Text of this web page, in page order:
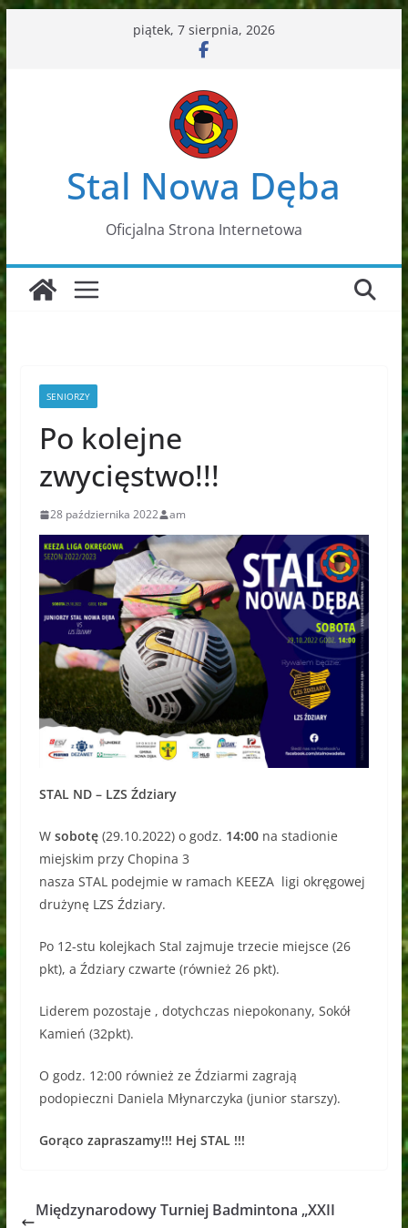
do
piątek, 7 sierpnia, 2026
Stal Nowa Dęba
Oficjalna Strona Internetowa
SENIORZY
Po kolejne
zwycięstwo!!!
28 października 2022 am
STAL ND – LZS Ździary
W sobotę(29.10.2022) o godz. 14:00na stadionie
miejskim przy Chopina 3
nasza STAL podejmie w ramach KEEZA ligi okręgowej
drużynę LZS Ździary.
Po 12-stu kolejkach Stal zajmuje trzecie miejsce (26
pkt), a Ździary czwarte (również 26 pkt).
Liderem pozostaje , dotychczas niepokonany, Sokół
Kamień (32pkt).
O godz. 12:00 również ze Ździarmi zagrają
podopieczni Daniela Młynarczyka (junior starszy).
Gorąco zapraszamy!!! Hej STAL !!!
Międzynarodowy Turniej Badmintona „XXII